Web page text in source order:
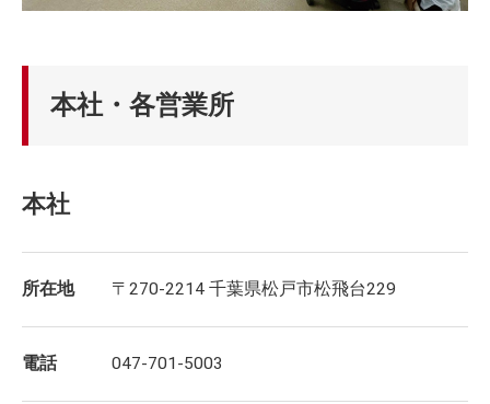
本社・各営業所
本社
所在地 〒270-2214 千葉県松戸市松飛台229
電話 047-701-5003